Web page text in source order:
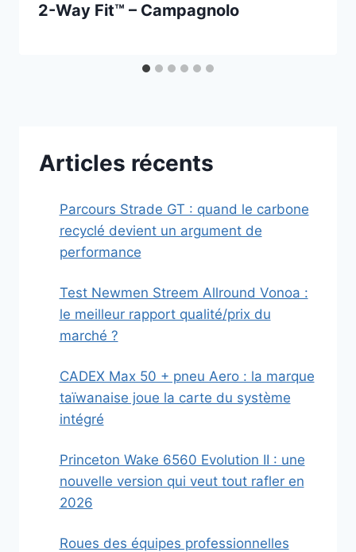
2-Way Fit™ – Campagnolo
Articles récents
Parcours Strade GT : quand le carbone
recyclé devient un argument de
performance
Test Newmen Streem Allround Vonoa :
le meilleur rapport qualité/prix du
marché ?
CADEX Max 50 + pneu Aero : la marque
taïwanaise joue la carte du système
intégré
Princeton Wake 6560 Evolution II : une
nouvelle version qui veut tout rafler en
2026
Roues des équipes professionnelles